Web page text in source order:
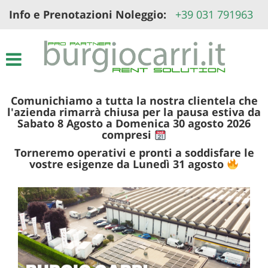
Info e Prenotazioni Noleggio: +39 031 791963
Comunichiamo a tutta la nostra clientela che
l'azienda rimarrà chiusa per la pausa estiva da
Sabato 8 Agosto a Domenica 30 agosto 2026
compresi
Torneremo operativi e pronti a soddisfare le
vostre esigenze da Lunedì 31 agosto
Le
preferenze
di
consenso
seguente
pannello
ti
di
esprimere
tue
preferenze
di
consenso
alle
tecnologie
di